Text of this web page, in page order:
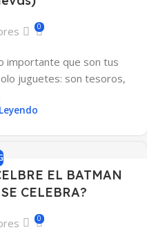
0
importante que son tus
juguetes: son tesoros,
EL BATMAN
CELEBRA?
0